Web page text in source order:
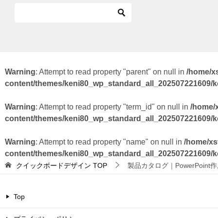
Warning: Attempt to read property "parent" on null in /home/
content/themes/keni80_wp_standard_all_202507221609/
Warning: Attempt to read property "term_id" on null in /home/
content/themes/keni80_wp_standard_all_202507221609/
Warning: Attempt to read property "name" on null in /home/
content/themes/keni80_wp_standard_all_202507221609/
クイックボードデザイン TOP 製品カタログ｜PowerPoint
Top